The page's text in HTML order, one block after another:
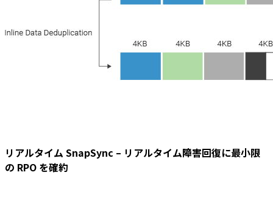
リアルタイム SnapSync – リアルタイム障害回復に最小限
の RPO を確約